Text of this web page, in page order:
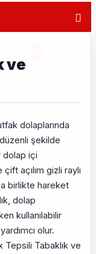
ve
dolaplarında
şekilde
dolap içi
açılım gizli raylı
birlikte hareket
dolap
kullanılabilir
olur.
Tepsili Tabaklık ve